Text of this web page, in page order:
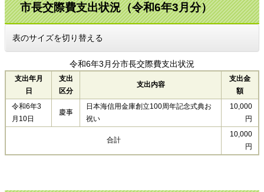
市長交際費支出状況（令和6年3月分）
表のサイズを切り替える
支出年月
日
支出
区分
支出内容
支出金
額
令和6年3月分市長交際費支出状況
令和6年3
月10日
慶事
日本海信用金庫創立100周年記念式典お
祝い
10,000
円
合計
10,000
円